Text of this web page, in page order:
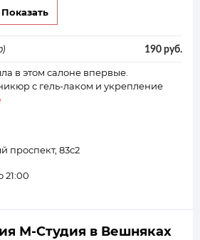
Показать
190 руб.
в этом салоне впервые.
с гель-лаком и укрепление
проспект, 83с2
21:00
М-Студия в Вешняках